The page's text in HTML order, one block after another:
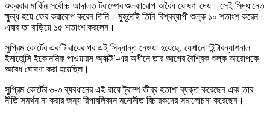
শুক্রবার মার্কিন সর্বোচ্চ আদালত ট্রাম্পের শুল্কারোপ অবৈধ ঘোষণা দেয়। সেই সিদ্ধান্তে
ক্ষুব্ধ হয়ে ফের করারোপ করেন তিনি। মুহূর্তেই তিনি বিশ্বব্যাপী শুল্ক ১০ শতাংশ করেন।
এবার তা বাড়িয়ে ১৫ শতাংশ করলেন।
সুপ্রিম কোর্টের একটি রায়ের পর এই সিদ্ধান্ত নেওয়া হয়েছে, যেখানে ‘ইন্টারন্যাশনাল
ইমার্জেন্সি ইকোনমিক পাওয়ারস অ্যাক্ট’-এর অধীনে তার আগের বৈশ্বিক শুল্ক আরোপকে
অবৈধ ঘোষণা করা হয়েছিল।
সুপ্রিম কোর্টের ৬-৩ ব্যবধানের এই রায়ে ট্রাম্প তীব্র হতাশা ব্যক্ত করেছেন এবং তার
নীতি সমর্থন না করার জন্য রিপাবলিকান মনোনীত বিচারকদের সমালোচনা করেছেন।